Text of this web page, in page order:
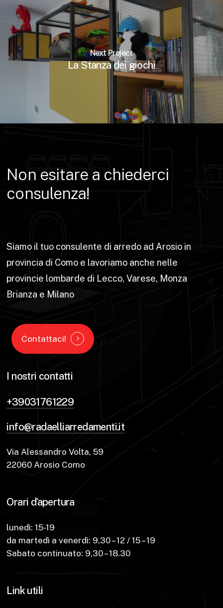
Next Project
La Stanza dei giochi
Non esitare a chiederci
consulenza!
Siamo il tuo consulente di arredo ad Arosio in
provincia di Como e lavoriamo anche nelle
provincie lombarde di Lecco, Varese, Monza
Brianza e Milano
Contattaci!
I nostri contatti
+39031761229
info@radaelliarredamenti.it
Via Alessandro Volta, 59
22060 Arosio Como
Orari d’apertura
lunedì: 15-19
da martedì a venerdì: 9,30 – 12 / 15 – 19
Sabato continuato: 9,30 – 18.30
Link utili